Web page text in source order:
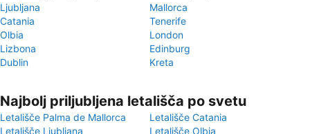
Ljubljana
Mallorca
Catania
Tenerife
Olbia
London
Lizbona
Edinburg
Dublin
Kreta
Najbolj priljubljena letališča po svetu
Letališče Palma de Mallorca
Letališče Catania
Letališče Ljubljana
Letališče Olbia